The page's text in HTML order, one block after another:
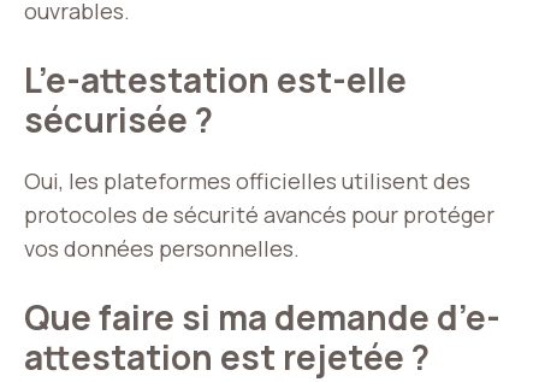
ouvrables.
L’e-attestation est-elle
sécurisée ?
Oui, les plateformes officielles utilisent des
protocoles de sécurité avancés pour protéger
vos données personnelles.
Que faire si ma demande d’e-
attestation est rejetée ?